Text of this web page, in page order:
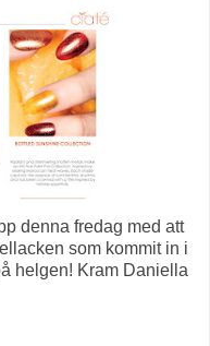
denna fredag med att
som kommit in i
helgen! Kram Daniella